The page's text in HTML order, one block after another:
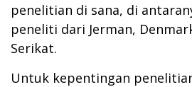
penelitian di sana, di
peneliti dari Jerman,
Serikat.
Untuk kepentingan